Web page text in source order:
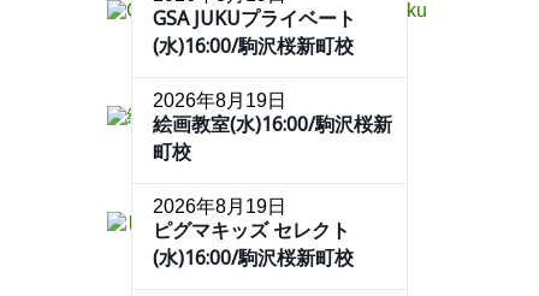
GSA JUKUプライベート
(水)16:00/駒沢桜新町校
2026年8月19日
絵画教室(水)16:00/駒沢桜新
町校
2026年8月19日
ピグマキッズ セレクト
(水)16:00/駒沢桜新町校